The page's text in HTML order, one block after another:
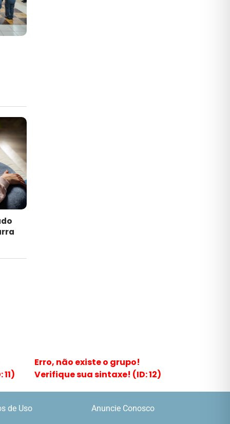
Erro, não existe o grupo!
Verifique sua sintaxe! (ID: 12)
de Uso Anuncie Conosco